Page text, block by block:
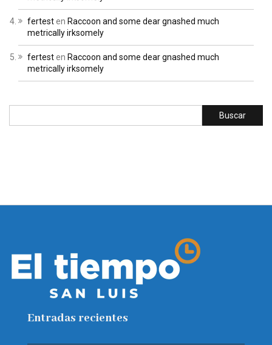
fertesten Raccoon and some dear gnashed much
metrically irksomely
fertesten Raccoon and some dear gnashed much
metrically irksomely
Entradas recientes